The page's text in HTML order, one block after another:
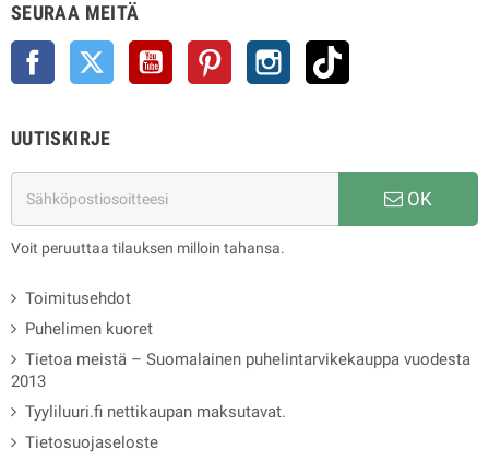
SEURAA MEITÄ
Facebook Twitter YouTube Pinterest Instagram
UUTISKIRJE
OK
Voit peruuttaa tilauksen milloin tahansa.
Toimitusehdot
Puhelimen kuoret
Tietoa meistä – Suomalainen puhelintarvikekauppa vuodesta
2013
Tyyliluuri.fi nettikaupan maksutavat.
Tietosuojaseloste